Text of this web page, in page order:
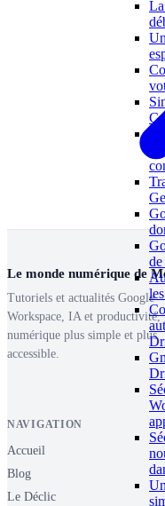
Le monde numérique de
Tutoriels et actualités Google
Workspace, IA et productivité,
numérique plus simple et plus
accessible.
NAVIGATION
Accueil
Blog
Le Déclic